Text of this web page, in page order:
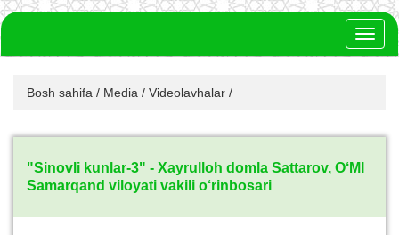
Bosh sahifa / Media / Videolavhalar /
"Sinovli kunlar-3" - Xayrulloh domla Sattarov, O‘MI
Samarqand viloyati vakili o‘rinbosari